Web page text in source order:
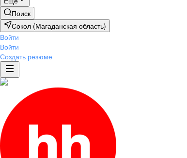
Поиск
Сокол (Магаданская область)
Войти
Войти
Создать резюме